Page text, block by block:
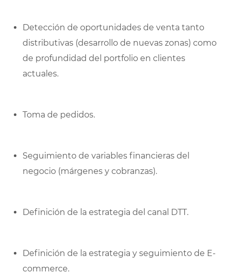
Detección de oportunidades de venta tanto
distributivas (desarrollo de nuevas zonas) como
de profundidad del portfolio en clientes
actuales.
Toma de pedidos.
Seguimiento de variables financieras del
negocio (márgenes y cobranzas).
Definición de la estrategia del canal DTT.
Definición de la estrategia y seguimiento de E-
commerce.